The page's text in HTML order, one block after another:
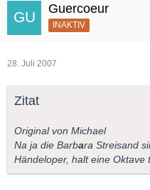
Guercoeur
INAKTIV
28. Juli 2007
Zitat
Original von Michael
Na ja die Barbara Streisand
Händeloper, halt eine Oktave